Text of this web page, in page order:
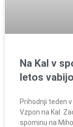
Na Kal v
letos
Prihodnji teden
Vzpon na Kal.
spominu na